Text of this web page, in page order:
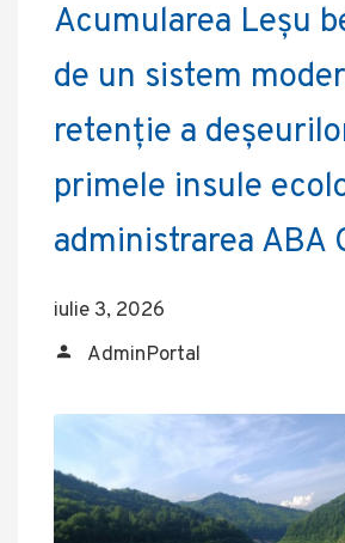
Acumularea Leșu
de un sistem
retenție a
primele insule
administrarea ABA
iulie 3, 2026
AdminPortal